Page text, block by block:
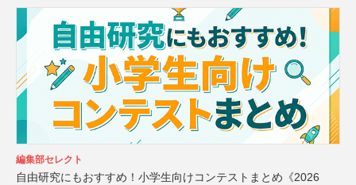
編集部セレクト
自由研究にもおすすめ！小学生向けコンテストまとめ《2026